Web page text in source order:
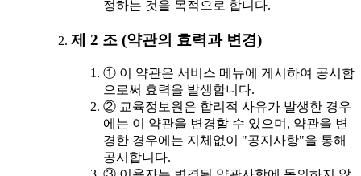
정하는 것을 목적으로 합니다.
제 2 조 (약관의 효력과 변경)
① 이 약관은 서비스 메뉴에 게시하여 공시함
으로써 효력을 발생합니다.
② 교육정보원은 합리적 사유가 발생한 경우
에는 이 약관을 변경할 수 있으며, 약관을 변
경한 경우에는 지체없이 "공지사항"을 통해
공시합니다.